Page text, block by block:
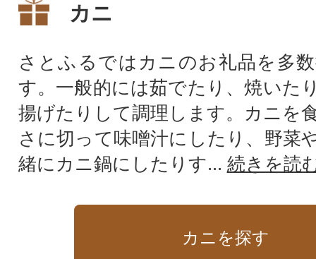
カニ
さとふるではカニのお礼品を多
す。一般的には茹でたり、焼いた
揚げたりして調理します。カニを
さに切って味噌汁にしたり、野菜
緒にカニ鍋にしたりす... 続きを読
カニを探す